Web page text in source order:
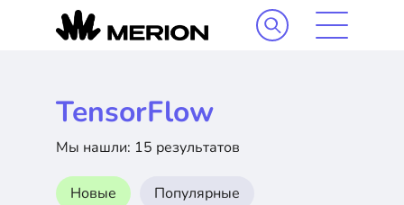
TensorFlow
Мы нашли: 15 результатов
Новые Популярные